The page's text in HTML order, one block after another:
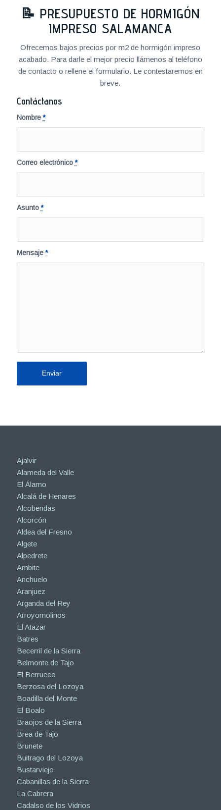
📝 PRESUPUESTO DE HORMIGÓN
IMPRESO SALAMANCA
Ofrecemos bajos precios por m2 de hormigón impreso
acabado. Para darle el mejor precio llámenos al teléfono
de contacto o rellene el formulario. Le contestaremos en
breve.
Contáctanos
Nombre*
Correo electrónico*
Asunto*
Mensaje*
Ajalvir
Alameda del Valle
El Álamo
Alcalá de Henares
Alcobendas
Alcorcón
Aldea del Fresno
Algete
Alpedrete
Ambite
Anchuelo
Aranjuez
Arganda del Rey
Arroyomolinos
El Atazar
Batres
Becerril de la Sierra
Belmonte de Tajo
El Berrueco
Berzosa del Lozoya
Boadilla del Monte
El Boalo
Braojos de la Sierra
Brea de Tajo
Brunete
Buitrago del Lozoya
Bustarviejo
Cabanillas de la Sierra
La Cabrera
Cadalso de los Vidrios